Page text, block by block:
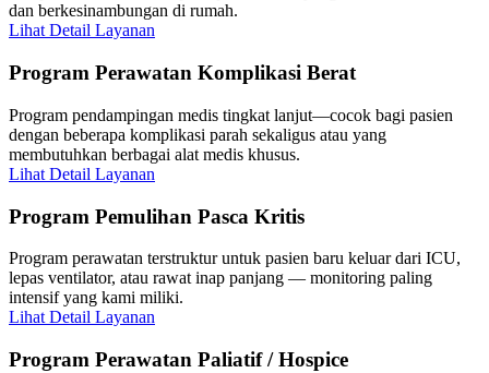
dan berkesinambungan di rumah.
Lihat Detail Layanan
Program Perawatan Komplikasi Berat
Program pendampingan medis tingkat lanjut—cocok bagi pasien
dengan beberapa komplikasi parah sekaligus atau yang
membutuhkan berbagai alat medis khusus.
Lihat Detail Layanan
Program Pemulihan Pasca Kritis
Program perawatan terstruktur untuk pasien baru keluar dari ICU,
lepas ventilator, atau rawat inap panjang — monitoring paling
intensif yang kami miliki.
Lihat Detail Layanan
Program Perawatan Paliatif / Hospice